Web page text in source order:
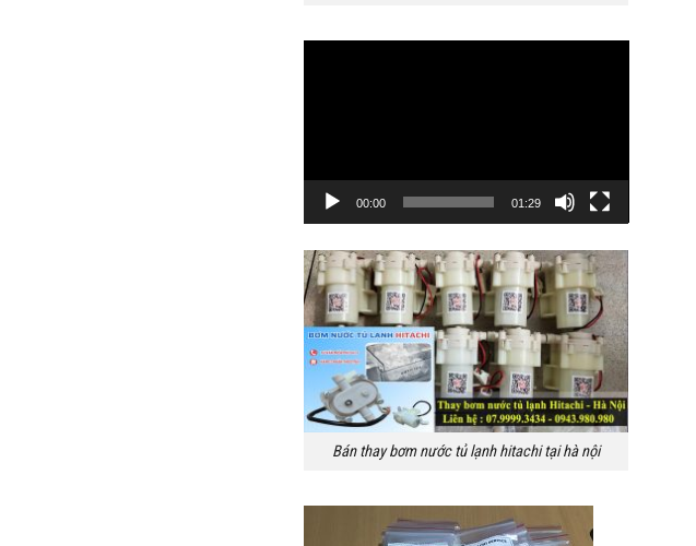
00:00 01:29
Bán thay bơm nước tủ lạnh hitachi tại hà nội